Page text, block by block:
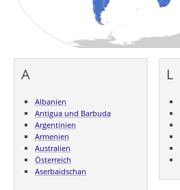
A
Albanien
Antigua und Barbuda
Argentinien
Armenien
Australien
Österreich
Aserbaidschan
L